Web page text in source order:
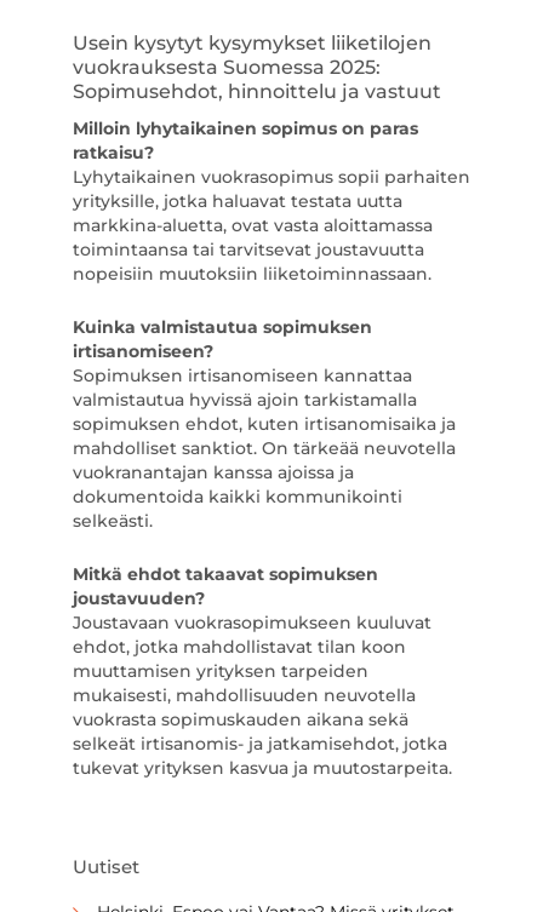
Usein kysytyt kysymykset liiketilojen
vuokrauksesta Suomessa 2025:
Sopimusehdot, hinnoittelu ja vastuut
Milloin lyhytaikainen sopimus on paras
ratkaisu?
Lyhytaikainen vuokrasopimus sopii parhaiten
yrityksille, jotka haluavat testata uutta
markkina-aluetta, ovat vasta aloittamassa
toimintaansa tai tarvitsevat joustavuutta
nopeisiin muutoksiin liiketoiminnassaan.
Kuinka valmistautua sopimuksen
irtisanomiseen?
Sopimuksen irtisanomiseen kannattaa
valmistautua hyvissä ajoin tarkistamalla
sopimuksen ehdot, kuten irtisanomisaika ja
mahdolliset sanktiot. On tärkeää neuvotella
vuokranantajan kanssa ajoissa ja
dokumentoida kaikki kommunikointi
selkeästi.
Mitkä ehdot takaavat sopimuksen
joustavuuden?
Joustavaan vuokrasopimukseen kuuluvat
ehdot, jotka mahdollistavat tilan koon
muuttamisen yrityksen tarpeiden
mukaisesti, mahdollisuuden neuvotella
vuokrasta sopimuskauden aikana sekä
selkeät irtisanomis- ja jatkamisehdot, jotka
tukevat yrityksen kasvua ja muutostarpeita.
Uutiset